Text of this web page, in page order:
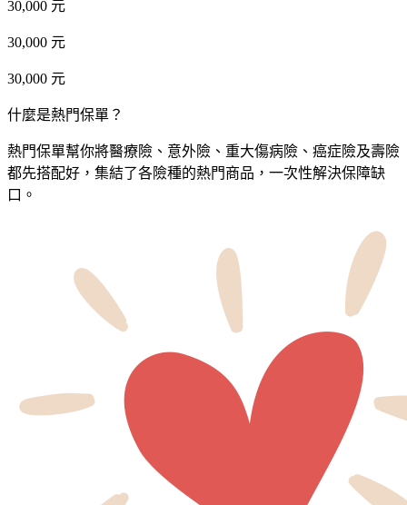
30,000 元
30,000 元
30,000 元
什麼是熱門保單？
熱門保單幫你將醫療險、意外險、重大傷病險、癌症險及壽險
都先搭配好，集結了各險種的熱門商品，一次性解決保障缺
口。